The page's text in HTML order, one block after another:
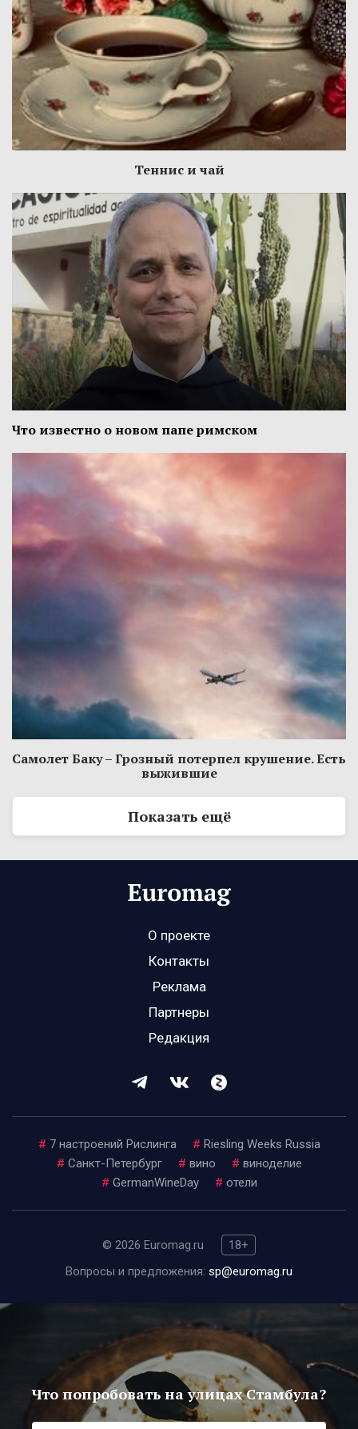
Теннис и чай
Что известно о новом папе римском
Самолет Баку – Грозный потерпел крушение. Есть
выжившие
Показать ещё
О проекте
Контакты
Реклама
Партнеры
Редакция
# 7 настроений Рислинга # Riesling Weeks Russia
# Санкт-Петербург # вино # виноделие
# GermanWineDay # отели
© 2026 Euromag.ru
18+
Вопросы и предложения: sp@euromag.ru
Что попробовать на улицах Стамбула?